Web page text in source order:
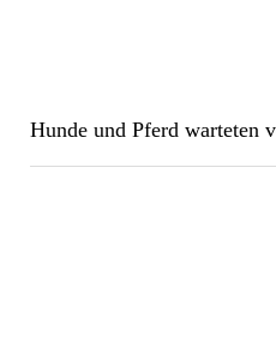
Hunde und Pferd warteten